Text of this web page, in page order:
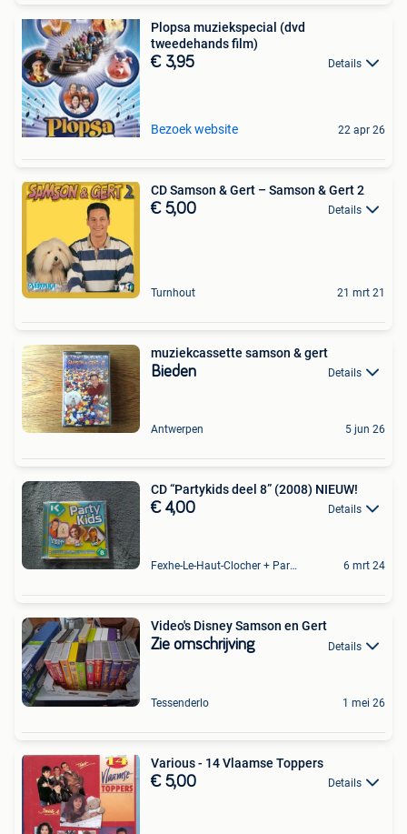
Plopsa muziekspecial (dvd
tweedehands film)
€ 3,95 Details
Bezoek website 22 apr 26
CD Samson & Gert ‎– Samson & Gert 2
€ 5,00 Details
Turnhout 21 mrt 21
muziekcassette samson & gert
Bieden Details
Antwerpen 5 jun 26
CD “Partykids deel 8” (2008) NIEUW!
€ 4,00 Details
Fexhe-Le-Haut-Clocher + Partie De Momalle 6 mrt 24
Video's Disney Samson en Gert
Zie omschrijving Details
Tessenderlo 1 mei 26
Various - 14 Vlaamse Toppers
€ 5,00 Details